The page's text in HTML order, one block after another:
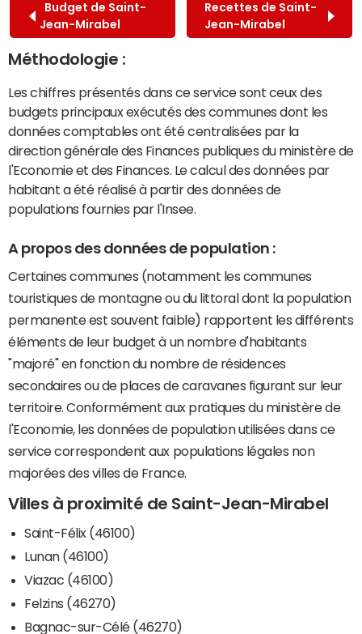
Budget de Saint-
Jean-Mirabel
Recettes de Saint-
Jean-Mirabel
Méthodologie :
Les chiffres présentés dans ce service sont ceux des
budgets principaux exécutés des communes dont les
données comptables ont été centralisées par la
direction générale des Finances publiques du ministère de
l'Economie et des Finances. Le calcul des données par
habitant a été réalisé à partir des données de
populations fournies par l'Insee.
A propos des données de population :
Certaines communes (notamment les communes
touristiques de montagne ou du littoral dont la population
permanente est souvent faible) rapportent les différents
éléments de leur budget à un nombre d'habitants
"majoré" en fonction du nombre de résidences
secondaires ou de places de caravanes figurant sur leur
territoire. Conformément aux pratiques du ministère de
l'Economie, les données de population utilisées dans ce
service correspondent aux populations légales non
majorées des villes de France.
Villes à proximité de Saint-Jean-Mirabel
Saint-Félix (46100)
Lunan (46100)
Viazac (46100)
Felzins (46270)
Bagnac-sur-Célé (46270)